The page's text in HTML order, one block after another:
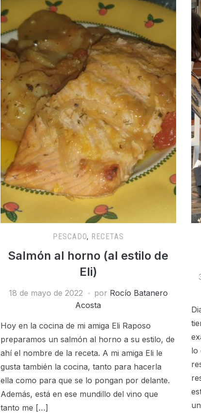
PESCADO, RECETAS
Salmón al horno (al estilo de
Eli)
18 de mayo de 2022 por Rocío Batanero
Acosta
Hoy en la cocina de mi amiga Eli Raposo
preparamos un salmón al horno a su estilo, de
ahí el nombre de la receta. A mi amiga Eli le
gusta también la cocina, tanto para hacerla
ella como para que se lo pongan por delante.
Además, está en ese mundillo del vino que
tanto me […]
lo